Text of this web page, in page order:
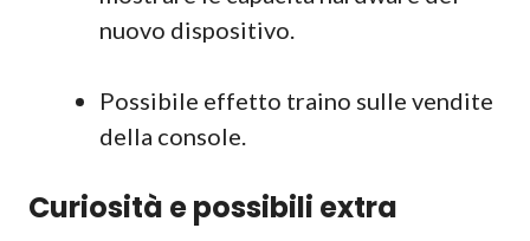
nuovo dispositivo.
Possibile effetto traino sulle vendite
della console.
Curiosità e possibili extra